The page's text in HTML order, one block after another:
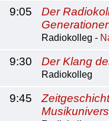
9:05
Der
Radiokolleg -
9:30 Der Klang
Radiokolleg
9:45